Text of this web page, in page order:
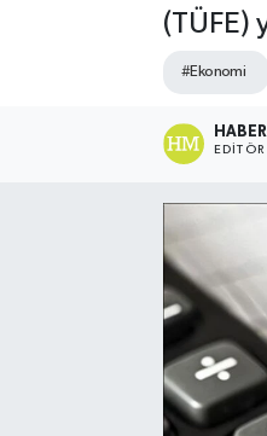
(TÜFE)
#Ekonomi
EDITÖR